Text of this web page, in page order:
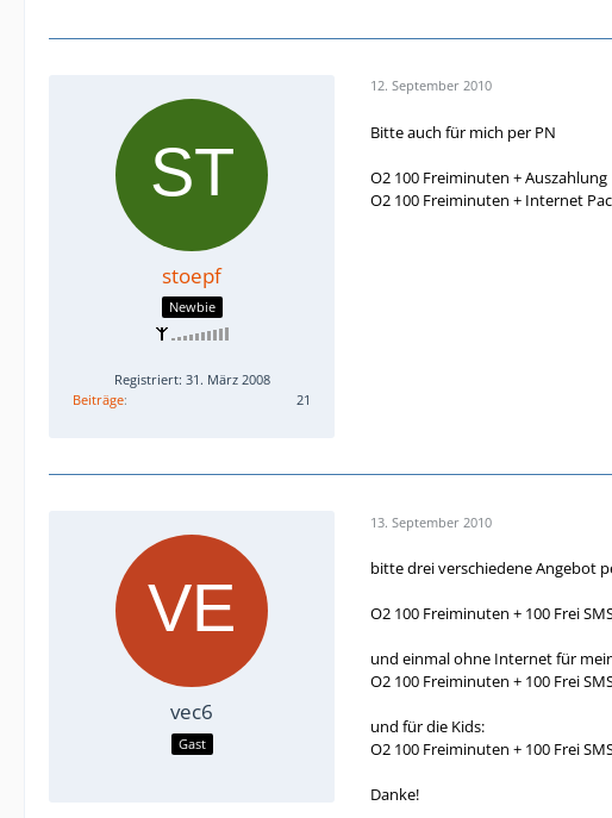
stoepf
Newbie
Registriert: 31. März 2008
Beiträge
21
12. September 2010
Bitte auch für mich per PN
O2 100 Freiminuten + Auszahlung
O2 100 Freiminuten + Internet
vec6
Gast
13. September 2010
bitte drei verschiedene Angebot
O2 100 Freiminuten + 100 Frei
und einmal ohne Internet für
O2 100 Freiminuten + 100 Frei
und für die Kids:
O2 100 Freiminuten + 100 Frei
Danke!